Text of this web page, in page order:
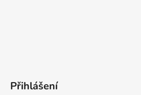
Přihlášení